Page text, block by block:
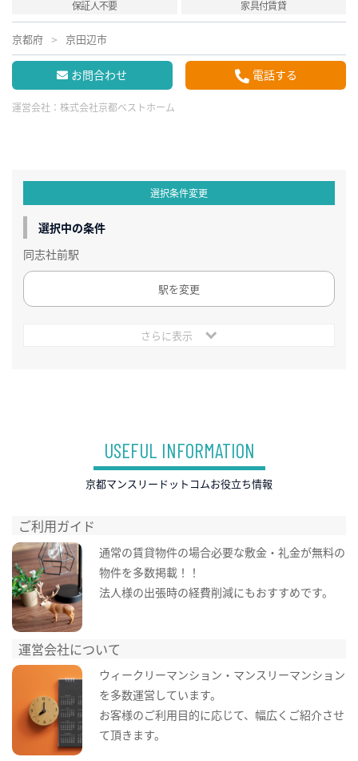
保証人不要
家具付賃貸
京都府 京田辺市
お問合わせ 電話する
運営会社： 株式会社京都ベストホーム
選択条件変更
選択中の条件
同志社前駅
駅を変更
さらに表示
USEFUL INFORMATION
京都マンスリードットコムお役立ち情報
ご利用ガイド
通常の賃貸物件の場合必要な敷金・礼金が無料の
物件を多数掲載！！
法人様の出張時の経費削減にもおすすめです。
運営会社について
ウィークリーマンション・マンスリーマンション
を多数運営しています。
お客様のご利用目的に応じて、幅広くご紹介させ
て頂きます。